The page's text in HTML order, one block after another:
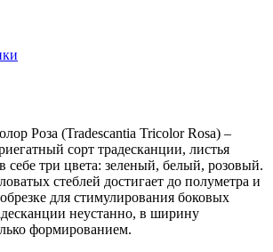
Роза (Tradescantia Tricolor Rosa) –
сорт традесканции, листья
себе три цвета: зеленый, белый, розовый.
стеблей достигает до полуметра и
для стимулирования боковых
неустанно, в ширину
формированием.